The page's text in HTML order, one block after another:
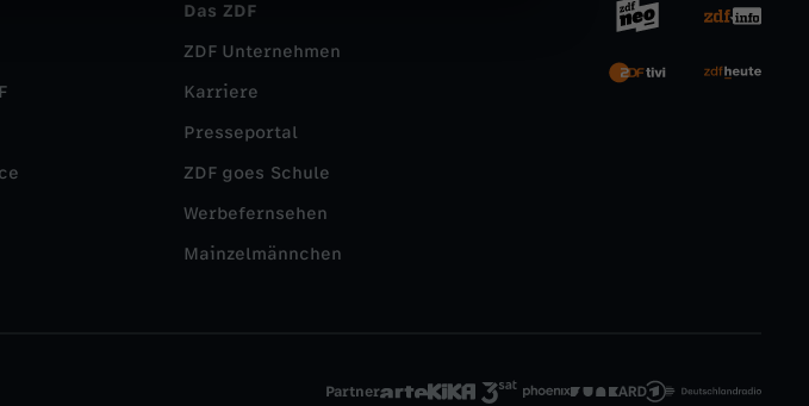
Das ZDF
ZDF Unternehmen
Karriere
Presseportal
ZDF goes Schule
Werbefernsehen
Mainzelmännchen
Partner